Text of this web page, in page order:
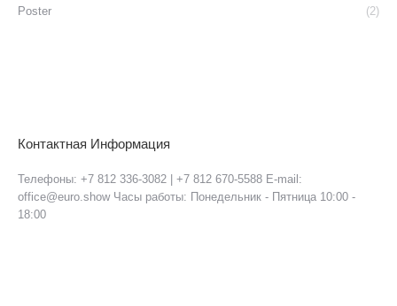
Poster (2)
Контактная Информация
Телефоны: +7 812 336-3082 | +7 812 670-5588 E-mail:
office@euro.show Часы работы: Понедельник - Пятница 10:00 -
18:00